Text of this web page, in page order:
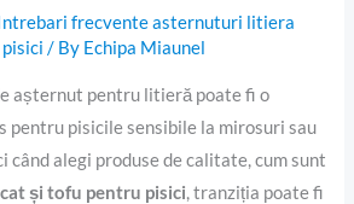
frecvente asternuturi litiera
/ By Echipa Miaunel
așternut pentru litieră poate fi o
pentru pisicile sensibile la mirosuri sau
când alegi produse de calitate, cum sunt
și tofu pentru pisici, tranziția poate fi